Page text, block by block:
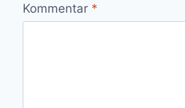
Kommentar *